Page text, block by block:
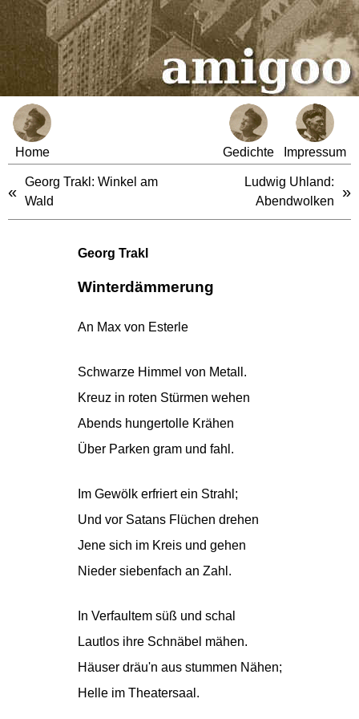
Home Gedichte Impressum
«
Georg Trakl: Winkel am
Wald
Ludwig Uhland:
Abendwolken
»
Georg Trakl
Winterdämmerung
An Max von Esterle
Schwarze Himmel von Metall.
Kreuz in roten Stürmen wehen
Abends hungertolle Krähen
Über Parken gram und fahl.
Im Gewölk erfriert ein Strahl;
Und vor Satans Flüchen drehen
Jene sich im Kreis und gehen
Nieder siebenfach an Zahl.
In Verfaultem süß und schal
Lautlos ihre Schnäbel mähen.
Häuser dräu'n aus stummen Nähen;
Helle im Theatersaal.